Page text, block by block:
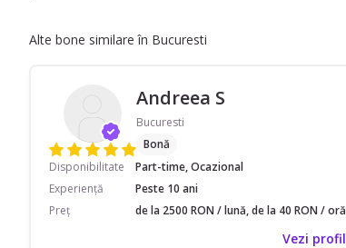
Alte bone similare în Bucuresti
Andreea S
Bucuresti
Bonă
Disponibilitate
Part-time, Ocazional
Experiență
Peste 10 ani
Preț
de la 2500 RON / lună, de la 40 RON / oră
Vezi profil